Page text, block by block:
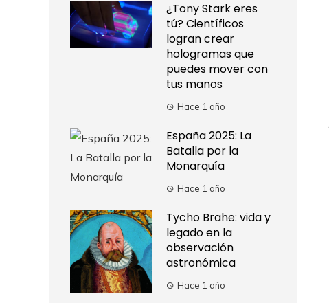
¿Tony Stark eres
tú? Científicos
logran crear
hologramas que
puedes mover con
tus manos
Hace 1 año
España 2025: La
Batalla por la
Monarquía
Hace 1 año
Tycho Brahe: vida y
legado en la
observación
astronómica
Hace 1 año